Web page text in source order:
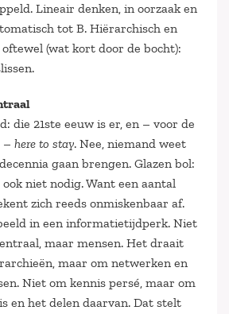
Lineair denken, in oorzaak en
tot B. Hiërarchisch en
(wat kort door de bocht):
die 21ste eeuw is er, en – voor de
– here to stay. Nee, niemand weet
gaan brengen. Glazen bol:
niet nodig. Want een aantal
zich reeds onmiskenbaar af.
in een informatietijdperk. Niet
maar mensen. Het draait
maar om netwerken en
Niet om kennis persé, maar om
en het delen daarvan. Dat stelt